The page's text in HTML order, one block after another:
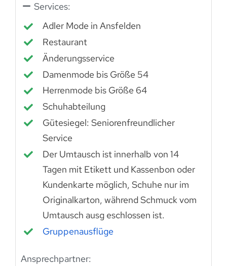
Services:
Adler Mode in Ansfelden
Restaurant
Änderungsservice
Damenmode bis Größe 54
Herrenmode bis Größe 64
Schuhabteilung
Gütesiegel: Seniorenfreundlicher
Service
Der Umtausch ist innerhalb von 14
Tagen mit Etikett und Kassenbon oder
Kundenkarte möglich, Schuhe nur im
Originalkarton, während Schmuck vom
Umtausch ausg eschlossen ist.
Gruppenausflüge
Ansprechpartner: